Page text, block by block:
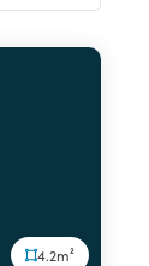
4.2m²